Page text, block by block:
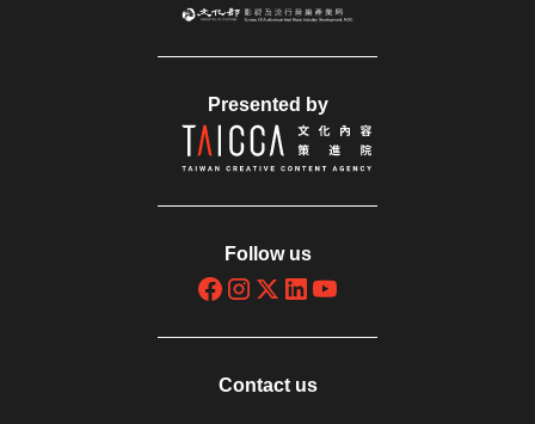
Presented by
Follow us
Contact us